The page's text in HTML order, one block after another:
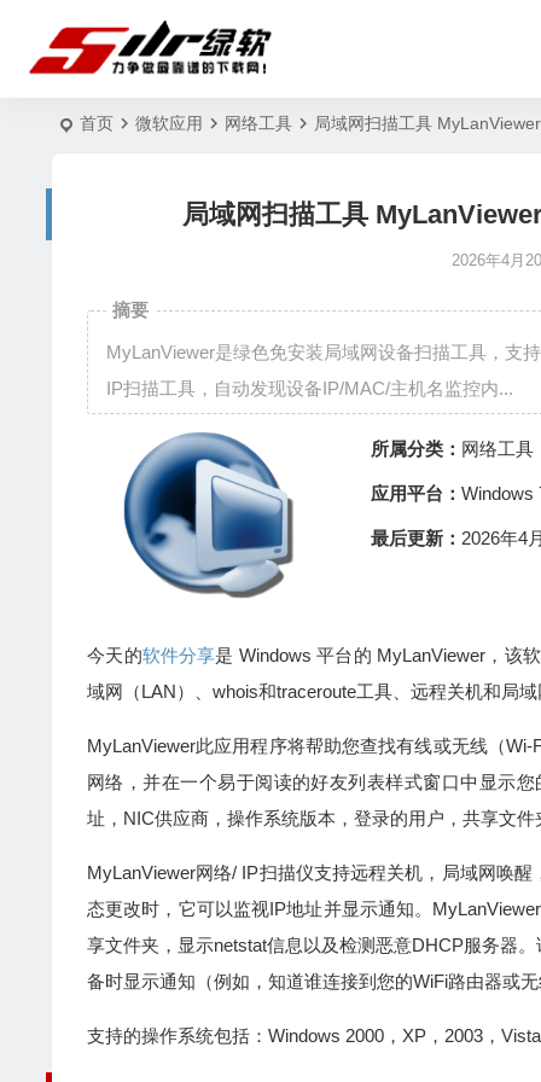
首页 微软应用 网络工具 局域网扫描工具
局域网扫描工具
2026年4月
摘要
MyLanViewer是绿色免安装局域网设备扫描工具，支
IP扫描工具，自动发现设备IP/MAC/主机名监控内...
所属分类： 网络工具
应用平台： Windows
最后更新： 2026年4
今天的软件分享是 Windows 平台的 MyLanViewer，该
域网（LAN）、whois和traceroute工具、远程关机和局
MyLanViewer此应用程序将帮助您查找有线或无线（
网络，并在一个易于阅读的好友列表样式窗口中显示
址，NIC供应商，操作系统版本，登录的用户，共享文
MyLanViewer网络/ IP扫描仪支持远程关机，局域网唤
态更改时，它可以监视IP地址并显示通知。
享文件夹，显示netstat信息以及检测恶意DHCP服务器
备时显示通知（例如，知道谁连接到您的WiFi路由器或
支持的操作系统包括：Windows 2000，XP，2003，